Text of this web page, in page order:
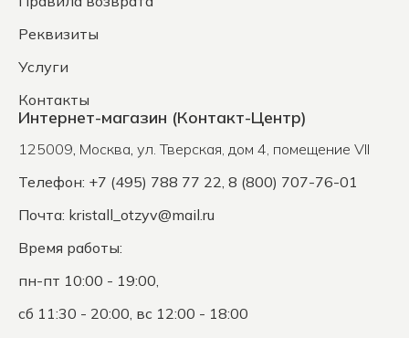
Реквизиты
Услуги
Контакты
Интернет-магазин (Контакт-Центр)
125009, Москва, ул. Тверская, дом 4, помещение VII
Телефон: +7 (495) 788 77 22, 8 (800) 707-76-01
Почта: kristall_otzyv@mail.ru
Время работы:
пн-пт 10:00 - 19:00,
сб 11:30 - 20:00, вс 12:00 - 18:00